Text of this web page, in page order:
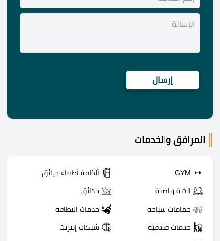
المرافق والخدمات
GYM أنظمة أطفاء حرائق
اندية رياضية حدائق
حمامات سباحة خدمات النظافة
خدمات فندقية شبكات إنترنت